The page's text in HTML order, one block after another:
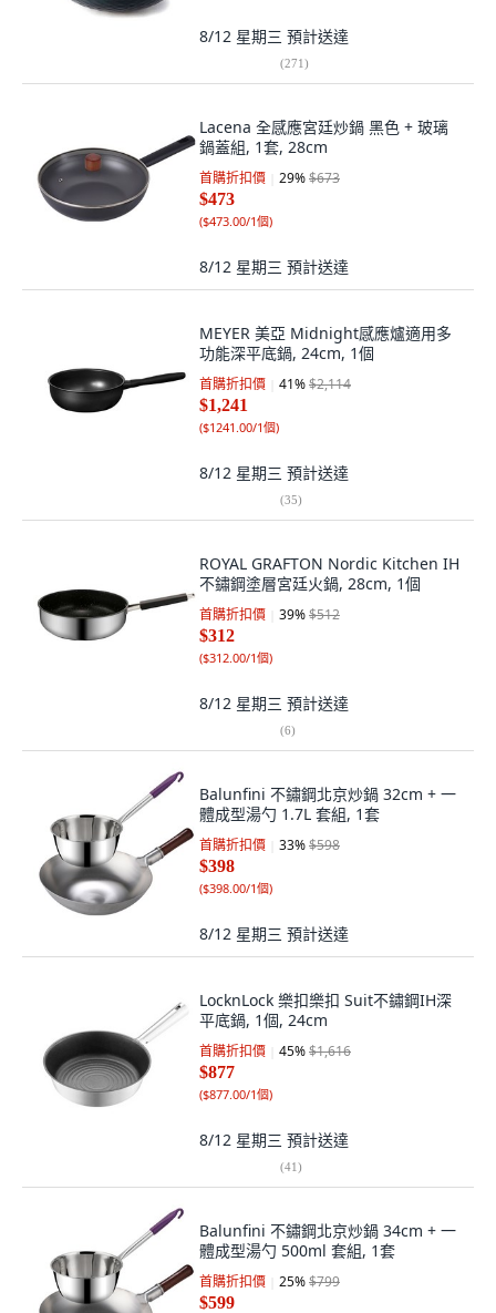
8/12 星期三 預計送達
(271)
Lacena 全感應宮廷炒鍋 黑色 + 玻璃
鍋蓋組, 1套, 28cm
首購折扣價 29%$673
$473
($473.00/1個)
8/12 星期三 預計送達
MEYER 美亞 Midnight感應爐適用多
功能深平底鍋, 24cm, 1個
首購折扣價 41%$2,114
$1,241
($1241.00/1個)
8/12 星期三 預計送達
(35)
ROYAL GRAFTON Nordic Kitchen IH
不鏽鋼塗層宮廷火鍋, 28cm, 1個
首購折扣價 39%$512
$312
($312.00/1個)
8/12 星期三 預計送達
(6)
Balunfini 不鏽鋼北京炒鍋 32cm + 一
體成型湯勺 1.7L 套組, 1套
首購折扣價 33%$598
$398
($398.00/1個)
8/12 星期三 預計送達
LocknLock 樂扣樂扣 Suit不鏽鋼IH深
平底鍋, 1個, 24cm
首購折扣價 45%$1,616
$877
($877.00/1個)
8/12 星期三 預計送達
(41)
Balunfini 不鏽鋼北京炒鍋 34cm + 一
體成型湯勺 500ml 套組, 1套
首購折扣價 25%$799
$599